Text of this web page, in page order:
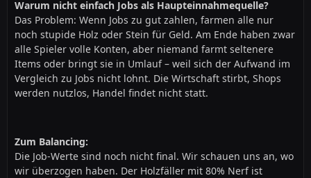
Warum nicht einfach Jobs als Haupteinnahmequelle?
Das Problem: Wenn Jobs zu gut zahlen, farmen alle nur
noch stupide Holz oder Stein für Geld. Am Ende haben zwar
alle Spieler volle Konten, aber niemand farmt seltenere
Items oder bringt sie in Umlauf – weil sich der Aufwand im
Vergleich zu Jobs nicht lohnt. Die Wirtschaft stirbt, Shops
werden nutzlos, Handel findet nicht statt.
Zum Balancing:
Die Job-Werte sind noch nicht final. Wir schauen uns an, wo
wir überzogen haben. Der Holzfäller mit 80% Nerf ist